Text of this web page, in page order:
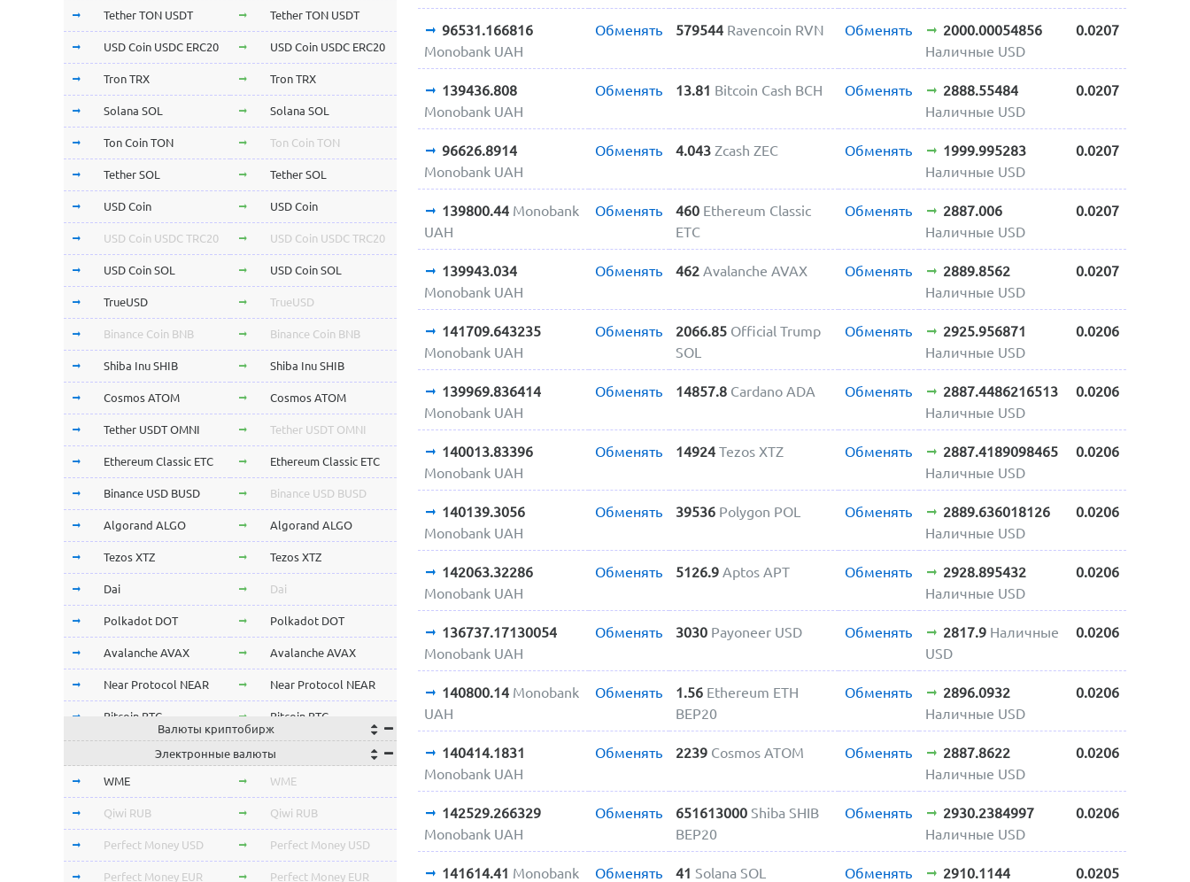
96531.166816
Monobank UAH
Обменять 579544 Ravencoin RVN Обменять
2000.00054856
Наличные USD
0.0207
139436.808
Monobank UAH
Обменять 13.81 Bitcoin Cash BCH Обменять
2888.55484
Наличные USD
0.0207
96626.8914
Monobank UAH
Обменять 4.043 Zcash ZEC Обменять
1999.995283
Наличные USD
0.0207
139800.44 Monobank
UAH
Обменять 460 Ethereum Classic
ETC
Обменять
2887.006
Наличные USD
0.0207
139943.034
Monobank UAH
Обменять 462 Avalanche AVAX Обменять
2889.8562
Наличные USD
0.0207
141709.643235
Monobank UAH
Обменять 2066.85 Official Trump
SOL
Обменять
2925.956871
Наличные USD
0.0206
139969.836414
Monobank UAH
Обменять 14857.8 Cardano ADA Обменять
2887.4486216513
Наличные USD
0.0206
140013.83396
Monobank UAH
Обменять 14924 Tezos XTZ Обменять
2887.4189098465
Наличные USD
0.0206
140139.3056
Monobank UAH
Обменять 39536 Polygon POL Обменять
2889.636018126
Наличные USD
0.0206
142063.32286
Monobank UAH
Обменять 5126.9 Aptos APT Обменять
2928.895432
Наличные USD
0.0206
136737.17130054
Monobank UAH
Обменять 3030 Payoneer USD Обменять 2817.9 Наличные
USD
0.0206
140800.14 Monobank
UAH
Обменять 1.56 Ethereum ETH
BEP20
Обменять
2896.0932
Наличные USD
0.0206
140414.1831
Monobank UAH
Обменять 2239 Cosmos ATOM Обменять
2887.8622
Наличные USD
0.0206
142529.266329
Monobank UAH
Обменять 651613000 Shiba SHIB
BEP20
Обменять
2930.2384997
Наличные USD
0.0206
141614.41 Monobank
Обменять 41 Solana SOL Обменять
2910.1144
0.0205
Tether TON USDT Tether TON USDT
USD Coin USDC ERC20 USD Coin USDC ERC20
Tron TRX Tron TRX
Solana SOL Solana SOL
Ton Coin TON Ton Coin TON
Tether SOL Tether SOL
USD Coin USD Coin
USD Coin USDC TRC20 USD Coin USDC TRC20
USD Coin SOL USD Coin SOL
TrueUSD TrueUSD
Binance Coin BNB Binance Coin BNB
Shiba Inu SHIB Shiba Inu SHIB
Cosmos ATOM Cosmos ATOM
Tether USDT OMNI Tether USDT OMNI
Ethereum Classic ETC Ethereum Classic ETC
Binance USD BUSD Binance USD BUSD
Algorand ALGO Algorand ALGO
Tezos XTZ Tezos XTZ
Dai Dai
Polkadot DOT Polkadot DOT
Avalanche AVAX Avalanche AVAX
Near Protocol NEAR Near Protocol NEAR
Bitcoin BTC Bitcoin BTC
Terra LUNA
Cardano ADA Cardano ADA
OmiseGo OMG OmiseGo OMG
Verge XVG Verge XVG
BitTorrent BTT BitTorrent BTT
Валюты криптобирж
Электронные валюты
WME WME
Qiwi RUB Qiwi RUB
Perfect Money USD Perfect Money USD
Perfect Money EUR Perfect Money EUR